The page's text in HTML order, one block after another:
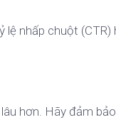
nhấp chuột
hơn. Hãy đảm